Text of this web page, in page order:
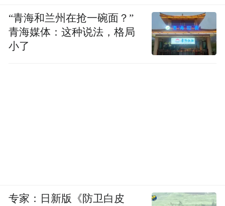
“青海和兰州在抢一碗面？”
青海媒体：这种说法，格局
小了
专家：日新版《防卫白皮